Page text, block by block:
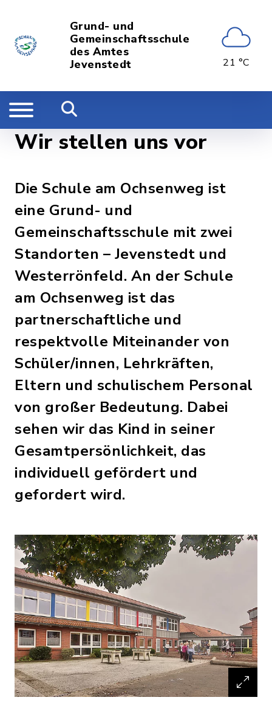
Grund- und
Gemeinschaftsschule
des Amtes
Jevenstedt
21 °C
Wir stellen uns vor
Die Schule am Ochsenweg ist
eine Grund- und
Gemeinschaftsschule mit zwei
Standorten – Jevenstedt und
Westerrönfeld. An der Schule
am Ochsenweg ist das
partnerschaftliche und
respektvolle Miteinander von
Schüler/innen, Lehrkräften,
Eltern und schulischem Personal
von großer Bedeutung. Dabei
sehen wir das Kind in seiner
Gesamtpersönlichkeit, das
individuell gefördert und
gefordert wird.